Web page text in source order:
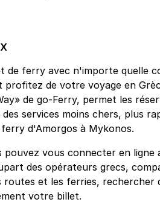
de ferry avec n'importe quelle
profitez de votre voyage en
de go-Ferry, permet les
services moins chers, plus
d'Amorgos à Mykonos.
pouvez vous connecter en ligne
des opérateurs grecs,
routes et les ferries, rechercher
votre billet.